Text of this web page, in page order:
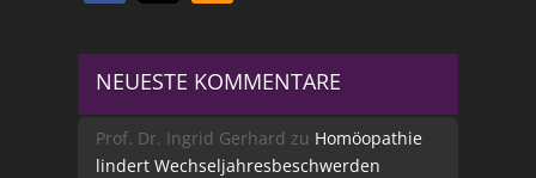
NEUESTE KOMMENTARE
Prof. Dr. Ingrid Gerhard zu Homöopathie
lindert Wechseljahresbeschwerden